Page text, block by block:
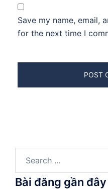
Save my name, email,
for the next time I
for:
Bài đăng gần đây